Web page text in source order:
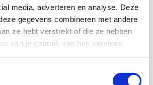
media, adverteren en analyse. Deze
gegevens combineren met andere
ze hebt verstrekt of die ze hebben
van je gebruik van hun services.
4 punten
Groningen liefst zeven punten meer
onderlinge duels die de play-